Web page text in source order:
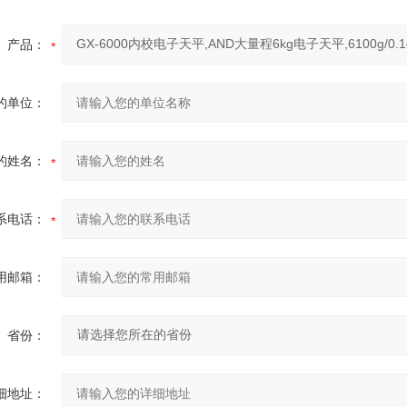
产品：
单位：
姓名：
电话：
邮箱：
省份：
地址：